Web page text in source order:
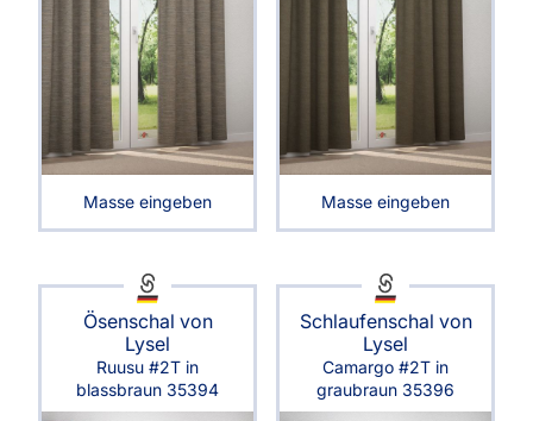
Masse eingeben Masse eingeben
Ösenschal von
Lysel
Ruusu #2T in
blassbraun 35394
Schlaufenschal von
Lysel
Camargo #2T in
graubraun 35396